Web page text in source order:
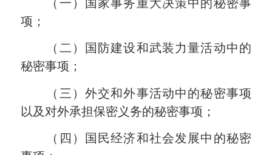
（一）国家事务重大决策中的秘密事
项；
（二）国防建设和武装力量活动中的
秘密事项；
（三）外交和外事活动中的秘密事项
以及对外承担保密义务的秘密事项；
（四）国民经济和社会发展中的秘密